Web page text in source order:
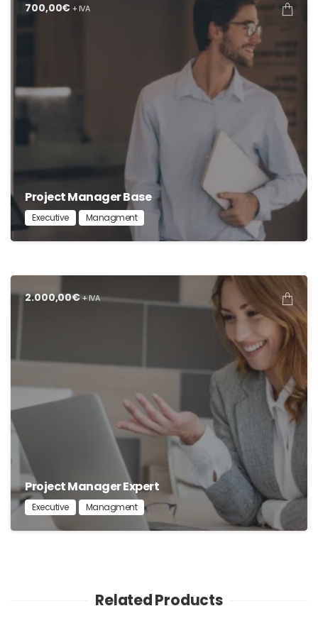
700,00€+ IVA
Project Manager Base
Executive Managment
2.000,00€+ IVA
Project Manager Expert
Executive Managment
Related Products